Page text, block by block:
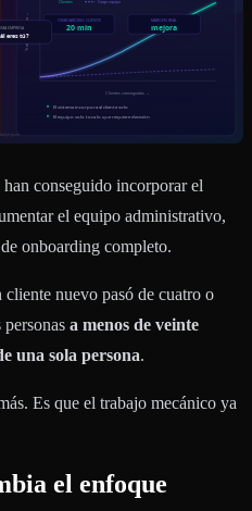
conseguido incorporar el
el equipo administrativo,
onboarding completo.
nuevo pasó de cuatro o
a menos de veinte
una sola persona.
Es que el trabajo mecánico ya
el enfoque